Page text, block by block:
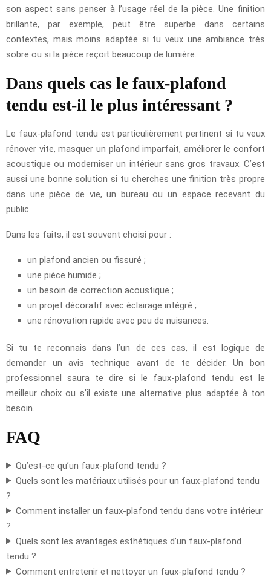
son aspect sans penser à l’usage réel de la pièce. Une finition
brillante, par exemple, peut être superbe dans certains
contextes, mais moins adaptée si tu veux une ambiance très
sobre ou si la pièce reçoit beaucoup de lumière.
Dans quels cas le faux-plafond
tendu est-il le plus intéressant ?
Le faux-plafond tendu est particulièrement pertinent si tu veux
rénover vite, masquer un plafond imparfait, améliorer le confort
acoustique ou moderniser un intérieur sans gros travaux. C’est
aussi une bonne solution si tu cherches une finition très propre
dans une pièce de vie, un bureau ou un espace recevant du
public.
Dans les faits, il est souvent choisi pour :
un plafond ancien ou fissuré ;
une pièce humide ;
un besoin de correction acoustique ;
un projet décoratif avec éclairage intégré ;
une rénovation rapide avec peu de nuisances.
Si tu te reconnais dans l’un de ces cas, il est logique de
demander un avis technique avant de te décider. Un bon
professionnel saura te dire si le faux-plafond tendu est le
meilleur choix ou s’il existe une alternative plus adaptée à ton
besoin.
FAQ
Qu’est-ce qu’un faux-plafond tendu ?
Quels sont les matériaux utilisés pour un faux-plafond tendu
?
Comment installer un faux-plafond tendu dans votre intérieur
?
Quels sont les avantages esthétiques d’un faux-plafond
tendu ?
Comment entretenir et nettoyer un faux-plafond tendu ?